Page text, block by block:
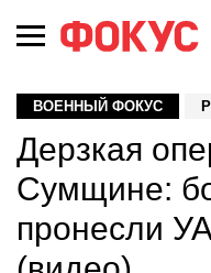
ВОЕННЫЙ ФОКУС
Дерзкая
Сумщине:
пронесли